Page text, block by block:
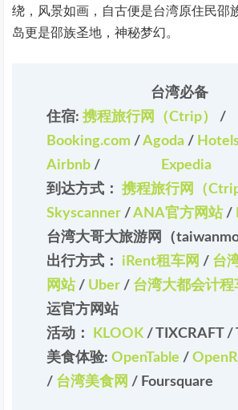
绕，风景如画，自古便是台湾原住民邵
岛更是邵族圣地，神秘梦幻。
台湾必备
住宿:携程旅行网（Ctrip） /
Booking.com /Agoda /
Airbnb /
Expedia
到达方式：携程旅行网（
Skyscanner /ANA官方网站 /
台湾大哥大旅游网（
出行方式： iRent租车网 / 台
网站 / Uber / 台湾大都会计程
运官方网站
活动：
KLOOK /TIXCRAFT /
美食体验:OpenTable /
/ 台湾美食网 / Foursquare